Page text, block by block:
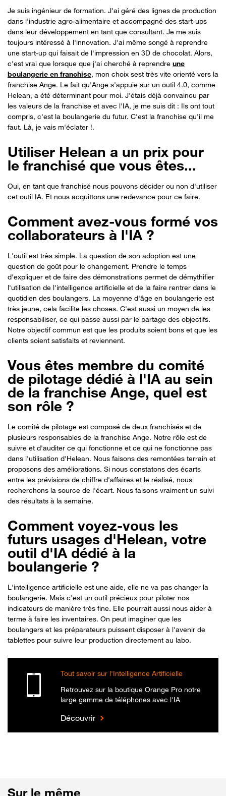
Je suis ingénieur de formation. J'ai géré des lignes de production
dans l'industrie agro-alimentaire et accompagné des start-ups
dans leur développement en tant que consultant. Je me suis
toujours intéressé à l'innovation. J'ai même songé à reprendre
une start-up qui faisait de l'impression en 3D de chocolat. Alors,
c'est vrai que lorsque que j'ai cherché à reprendre une
boulangerie en franchise, mon choix sest très vite orienté vers la
franchise Ange. Le fait qu'Ange s'appuie sur un outil 4.0, comme
Helean, a été déterminant pour moi. J'étais déjà convaincu par
les valeurs de la franchise et avec l'IA, je me suis dit : Ils ont tout
compris, c'est la boulangerie du futur. C'est la franchise qu'il me
faut. Là, je vais m'éclater !.
Utiliser Helean a un prix pour
le franchisé que vous êtes...
Oui, en tant que franchisé nous pouvons décider ou non d'utiliser
cet outil IA. Et nous acquittons une redevance pour ce faire.
Comment avez-vous formé vos
collaborateurs à l'IA ?
L'outil est très simple. La question de son adoption est une
question de goût pour le changement. Prendre le temps
d'expliquer et de faire des démonstrations permet de démythifier
l'utilisation de l'intelligence artificielle et de la faire rentrer dans le
quotidien des boulangers. La moyenne d'âge en boulangerie est
très jeune, cela facilite les choses. C'est aussi un moyen de les
responsabiliser, ce qui passe aussi par le partage des objectifs.
Notre objectif commun est que les produits soient bons et que les
clients soient satisfaits et reviennent.
Vous êtes membre du comité
de pilotage dédié à l'IA au sein
de la franchise Ange, quel est
son rôle ?
Le comité de pilotage est composé de deux franchisés et de
plusieurs responsables de la franchise Ange. Notre rôle est de
suivre et d'auditer ce qui fonctionne et ce qui ne fonctionne pas
dans l'utilisation d'Helean. Nous faisons des remontées terrain et
proposons des améliorations. Si nous constatons des écarts
entre les prévisions de chiffre d'affaires et le réalisé, nous
recherchons la source de l'écart. Nous faisons vraiment un suivi
des résultats à la semaine.
Comment voyez-vous les
futurs usages d'Helean, votre
outil d'IA dédié à la
boulangerie ?
L'intelligence artificielle est une aide, elle ne va pas changer la
boulangerie. Mais c'est un outil précieux pour piloter nos
indicateurs de manière très fine. Elle pourrait aussi nous aider à
terme à faire les inventaires. On peut imaginer que les
boulangers et les préparateurs puissent disposer à l'avenir de
tablettes pour suivre leur production directement au labo.
Tout savoir sur l'Intelligence Artificielle
Retrouvez sur la boutique Orange Pro notre
large gamme de téléphones avec l'IA
Découvrir
Sur le même